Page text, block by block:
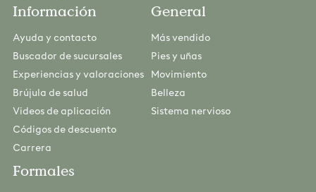
Información
Ayuda y contacto
Buscador de sucursales
Experiencias y valoraciones
Brújula de salud
Videos de aplicación
Códigos de descuento
Carrera
General
Más vendido
Pies y uñas
Movimiento
Belleza
Sistema nervioso
Formales